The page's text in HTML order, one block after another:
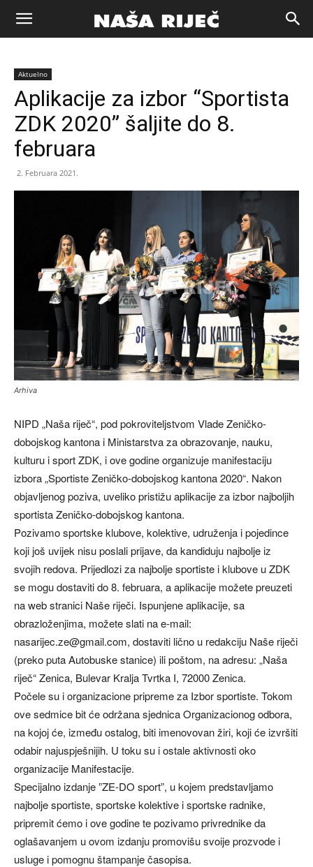
Naša
riječ
Zenica
Aktuelno
Aplikacije za izbor “Sportista
ZDK 2020” šaljite do 8.
februara
2. Februara 2021.
Arhiva
NIPD „Naša riječ“, pod pokroviteljstvom Vlade Zeničko-
dobojskog kantona i Ministarstva za obrazovanje, nauku,
kulturu i sport ZDK, i ove godine organizuje manifestaciju
izbora „Sportiste Zeničko-dobojskog kantona 2020“. Nakon
objavljenog poziva, uveliko pristižu aplikacije za izbor najboljih
sportista Zeničko-dobojskog kantona.
Pozivamo sportske klubove, kolektive, udruženja i pojedince
koji još uvijek nisu poslali prijave, da kandiduju najbolje iz
svojih redova. Prijedlozi za najbolje sportiste i klubove u ZDK
se mogu dostaviti do 8. februara, a aplikacije možete preuzeti
na web stranici Naše riječi. Ispunjene aplikacije, sa
obrazloženjima, možete slati na e-mail:
nasarijec.ze@gmail.com, dostaviti lično u redakciju Naše riječi
(preko puta Autobuske stanice) ili poštom, na adresu: „Naša
riječ“ Zenica, Bulevar Kralja Tvrtka I, 72000 Zenica.
Počele su i organizacione pripreme za Izbor sportiste. Tokom
ove sedmice bit će održana sjednica Organizacionog odbora,
na kojoj će, između ostalog, biti imenovovan žiri, koji će izvršiti
odabir najuspješnijih. U toku su i ostale aktivnosti oko
organizacije Manifestacije.
Specijalno izdanje ”ZE-DO sport”, u kojem predstavljamo
najbolje sportiste, sportske kolektive i sportske radnike,
pripremit ćemo i ove godine te pozivamo privrednike da
oglašavanjem u ovom izdanju promovišu svoije prozvode i
usluge i pomognu štampanje časopisa.